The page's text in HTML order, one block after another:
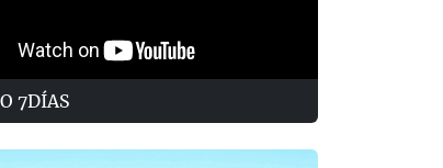
7DÍAS